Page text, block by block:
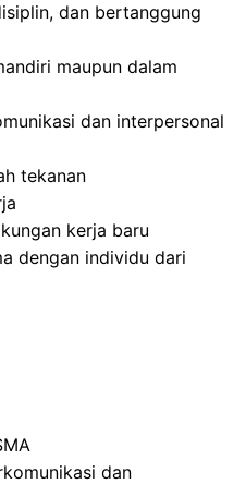
dan bertanggung
maupun dalam
dan interpersonal
tekanan
kerja baru
dengan individu dari
dan